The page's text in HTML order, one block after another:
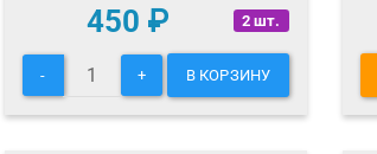
2 шт.
450 ₽
- + В КОРЗИНУ